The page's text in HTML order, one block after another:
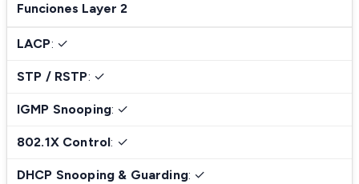
Funciones Layer 2
LACP: ✓
STP / RSTP: ✓
IGMP Snooping: ✓
802.1X Control: ✓
DHCP Snooping & Guarding: ✓